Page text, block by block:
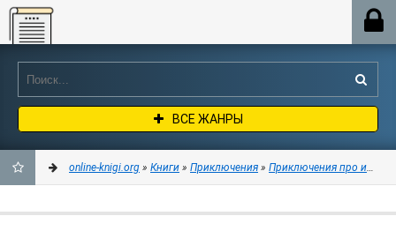
Online-knigi.org
ВСЕ ЖАНРЫ
online-knigi.org » Книги » Приключения » Приключения про